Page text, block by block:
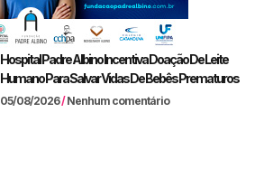
Hospital Padre Albino Incentiva Doação De Leite
Humano Para Salvar Vidas De Bebês Prematuros
05/08/2026 Nenhum comentário